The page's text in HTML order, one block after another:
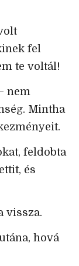
fel
te voltál!
nem
Mintha
feldobta
és
vissza.
hová